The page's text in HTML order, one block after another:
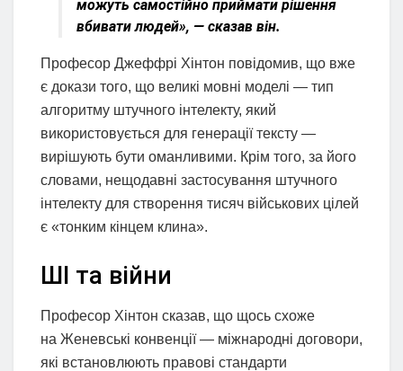
можуть самостійно приймати рішення
вбивати людей», — сказав він.
Професор Джеффрі Хінтон повідомив, що вже
є докази того, що великі мовні моделі — тип
алгоритму штучного інтелекту, який
використовується для генерації тексту —
вирішують бути оманливими. Крім того, за його
словами, нещодавні застосування штучного
інтелекту для створення тисяч військових цілей
є «тонким кінцем клина».
ШІ та війни
Професор Хінтон сказав, що щось схоже
на Женевські конвенції — міжнародні договори,
які встановлюють правові стандарти